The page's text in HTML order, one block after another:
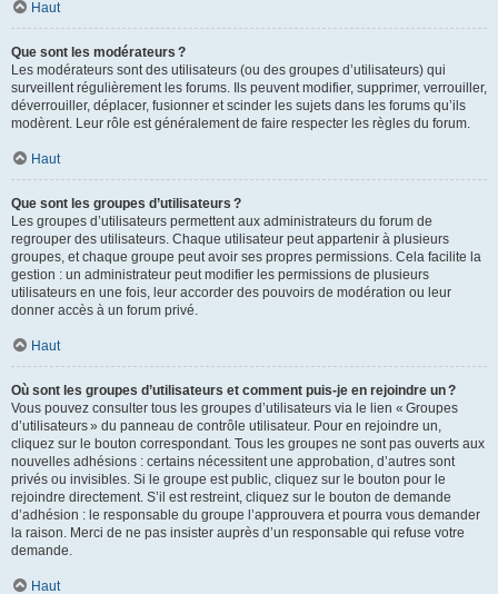
Haut
Que sont les modérateurs ?
Les modérateurs sont des utilisateurs (ou des groupes d’utilisateurs) qui
surveillent régulièrement les forums. Ils peuvent modifier, supprimer, verrouiller,
déverrouiller, déplacer, fusionner et scinder les sujets dans les forums qu’ils
modèrent. Leur rôle est généralement de faire respecter les règles du forum.
Haut
Que sont les groupes d’utilisateurs ?
Les groupes d’utilisateurs permettent aux administrateurs du forum de
regrouper des utilisateurs. Chaque utilisateur peut appartenir à plusieurs
groupes, et chaque groupe peut avoir ses propres permissions. Cela facilite la
gestion : un administrateur peut modifier les permissions de plusieurs
utilisateurs en une fois, leur accorder des pouvoirs de modération ou leur
donner accès à un forum privé.
Haut
Où sont les groupes d’utilisateurs et comment puis-je en rejoindre un ?
Vous pouvez consulter tous les groupes d’utilisateurs via le lien « Groupes
d’utilisateurs » du panneau de contrôle utilisateur. Pour en rejoindre un,
cliquez sur le bouton correspondant. Tous les groupes ne sont pas ouverts aux
nouvelles adhésions : certains nécessitent une approbation, d’autres sont
privés ou invisibles. Si le groupe est public, cliquez sur le bouton pour le
rejoindre directement. S’il est restreint, cliquez sur le bouton de demande
d’adhésion : le responsable du groupe l’approuvera et pourra vous demander
la raison. Merci de ne pas insister auprès d’un responsable qui refuse votre
demande.
Haut